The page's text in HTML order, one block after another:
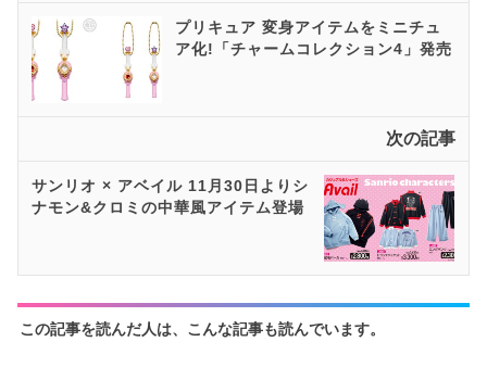
プリキュア 変身アイテムをミニチュ
ア化!「チャームコレクション4」発売
次の記事
サンリオ × アベイル 11月30日よりシ
ナモン&クロミの中華風アイテム登場
この記事を読んだ人は、こんな記事も読んでいます。